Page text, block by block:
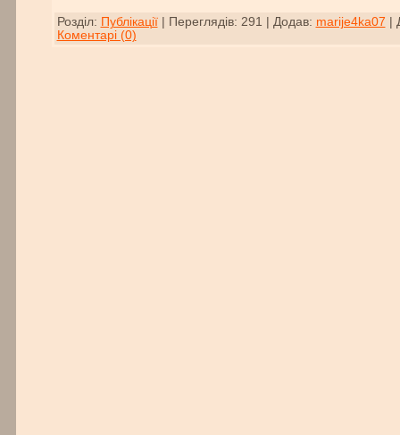
Розділ: Публікації| Переглядів: 291 Додав: marije4ka07
Коментарі (0)